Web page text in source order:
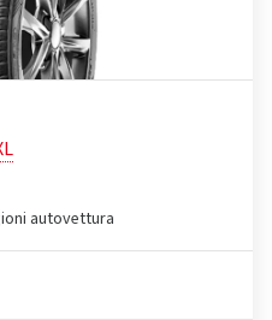
autovettura